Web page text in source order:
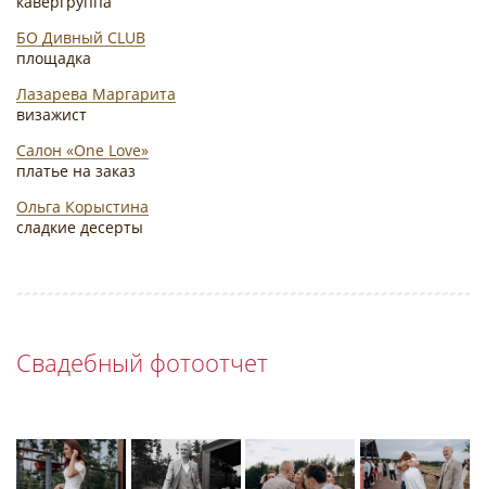
БО Дивный CLUB
площадка
Лазарева Маргарита
визажист
Салон «One Love»
платье на заказ
Ольга Корыстина
сладкие десерты
Свадебный фотоотчет